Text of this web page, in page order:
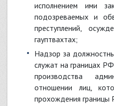
исполнением ими
подозреваемых и
преступлений,
гауптвахтах;
надзор за должностными лицами ФСБ, которые
служат на границах
производства
отношении лиц,
прохождения границы